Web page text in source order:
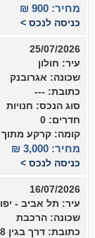
מחיר: 900 ₪
כניסה לנכס >
25/07/2026
עיר: חולון
שכונה: אגרובנק
כתובת: ---
סוג הנכס: חנויות
חדרים: 0
קומה: קרקע מתוך 13
מחיר: 3,000 ₪
כניסה לנכס >
16/07/2026
עיר: תל אביב - יפו
שכונה: הרכבת
כתובת: דרך בגין 48